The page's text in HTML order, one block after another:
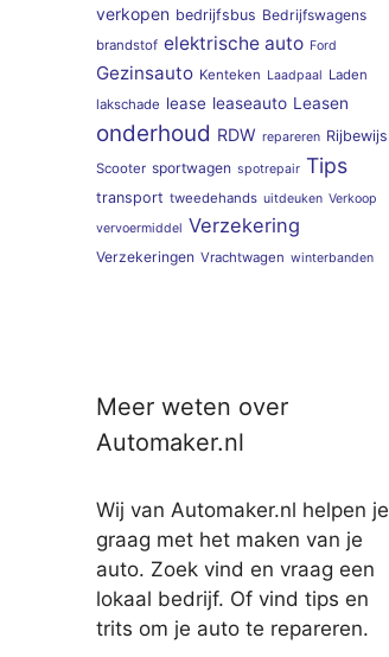
verkopen bedrijfsbus Bedrijfswagens
brandstof elektrische auto Ford
Gezinsauto Kenteken Laadpaal Laden
lakschade lease leaseauto Leasen
onderhoud RDW repareren Rijbewijs
Scooter sportwagen spotrepair Tips
transport tweedehands uitdeuken Verkoop
vervoermiddel Verzekering
Verzekeringen Vrachtwagen winterbanden
Meer weten over
Automaker.nl
Wij van Automaker.nl helpen je
graag met het maken van je
auto. Zoek vind en vraag een
lokaal bedrijf. Of vind tips en
trits om je auto te repareren.